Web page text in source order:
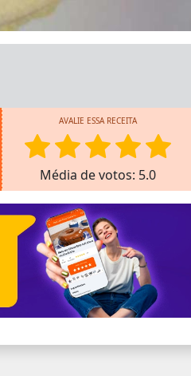
AVALIE ESSA RECEITA
Média de votos: 5.0